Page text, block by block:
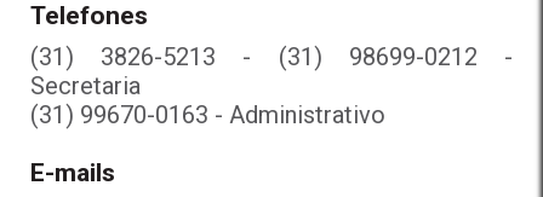
Telefones
(31) 3826-5213 - (31) 98699-0212 -
Secretaria
(31) 99670-0163 - Administrativo
E-mails